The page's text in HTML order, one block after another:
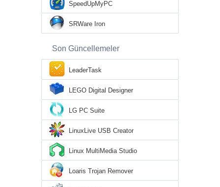
SpeedUpMyPC
SRWare Iron
Son Güncellemeler
LeaderTask
LEGO Digital Designer
LG PC Suite
LinuxLive USB Creator
Linux MultiMedia Studio
Loaris Trojan Remover